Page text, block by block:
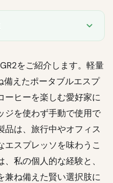
をご紹介します。軽量
備えたポータブルエスプ
ーヒーを楽しむ愛好家に
ジを使わず手動で使用で
品は、旅行中やオフィス
エスプレッソを味わうこ
私の個人的な経験と、
兼ね備えた賢い選択肢に